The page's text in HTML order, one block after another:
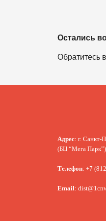
Остались
Обратитесь
Адрес: г. Санкт-
(БЦ “Мега Парк”)
Телефон: +7
Email: